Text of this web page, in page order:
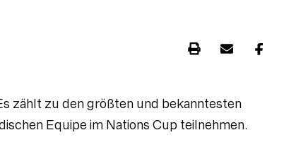
zählt zu den größten und bekanntesten
Equipe im Nations Cup teilnehmen.